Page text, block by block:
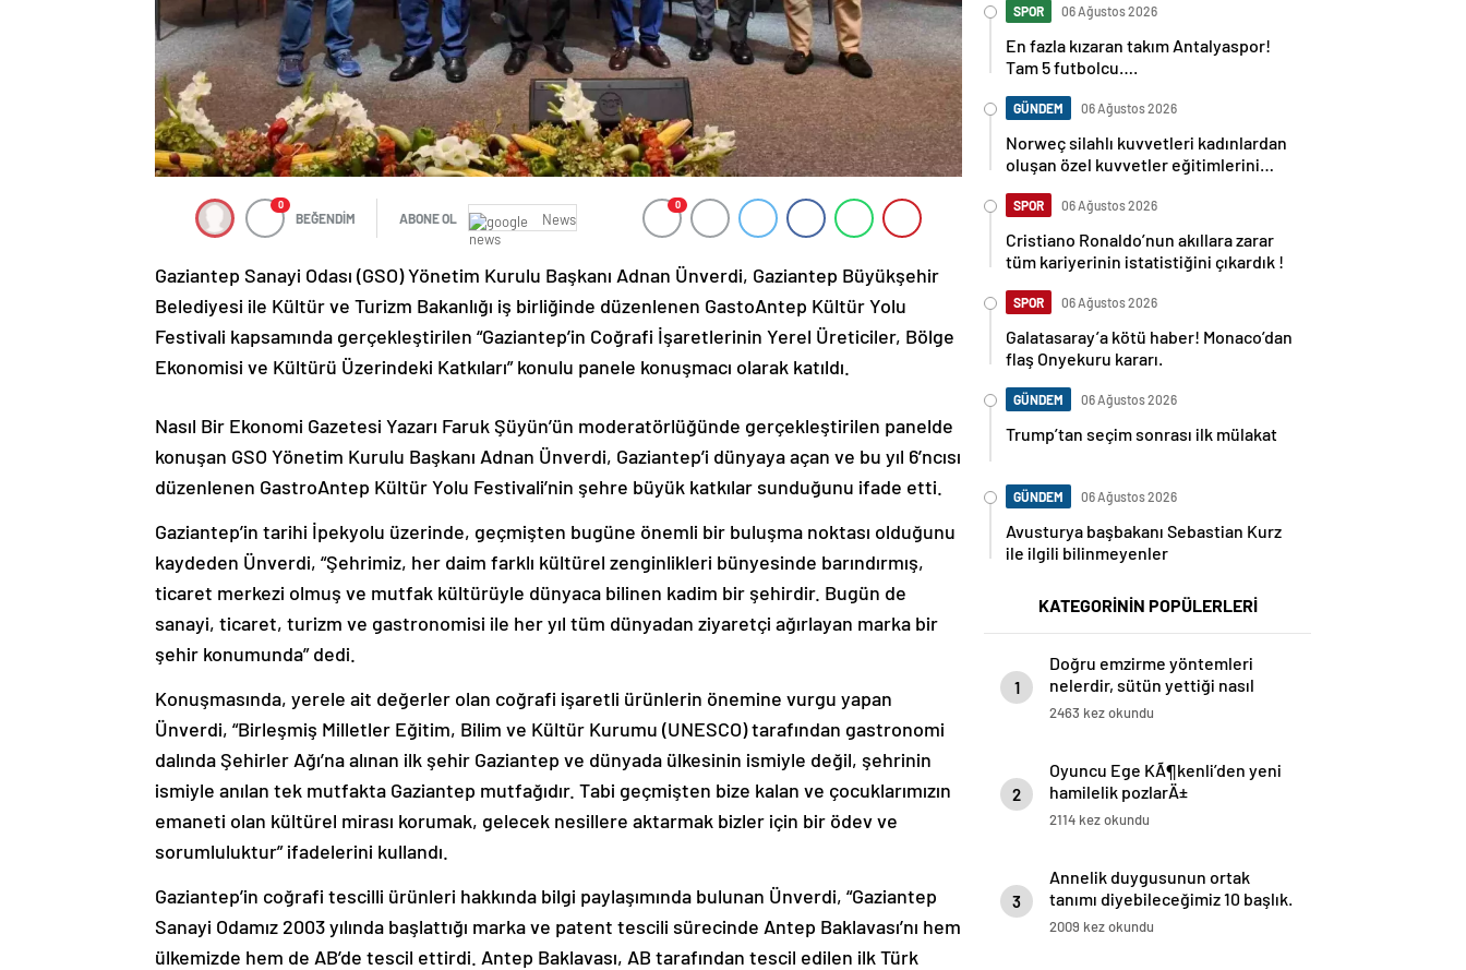
0
BEĞENDİM ABONE OL News
0
Gaziantep Sanayi Odası (GSO) Yönetim Kurulu Başkanı Adnan Ünverdi, Gaziantep Büyükşehir
Belediyesi ile Kültür ve Turizm Bakanlığı iş birliğinde düzenlenen GastoAntep Kültür Yolu
Festivali kapsamında gerçekleştirilen “Gaziantep’in Coğrafi İşaretlerinin Yerel Üreticiler, Bölge
Ekonomisi ve Kültürü Üzerindeki Katkıları” konulu panele konuşmacı olarak katıldı.
Nasıl Bir Ekonomi Gazetesi Yazarı Faruk Şüyün’ün moderatörlüğünde gerçekleştirilen panelde
konuşan GSO Yönetim Kurulu Başkanı Adnan Ünverdi, Gaziantep’i dünyaya açan ve bu yıl 6’ncısı
düzenlenen GastroAntep Kültür Yolu Festivali’nin şehre büyük katkılar sunduğunu ifade etti.
Gaziantep’in tarihi İpekyolu üzerinde, geçmişten bugüne önemli bir buluşma noktası olduğunu
kaydeden Ünverdi, “Şehrimiz, her daim farklı kültürel zenginlikleri bünyesinde barındırmış,
ticaret merkezi olmuş ve mutfak kültürüyle dünyaca bilinen kadim bir şehirdir. Bugün de
sanayi, ticaret, turizm ve gastronomisi ile her yıl tüm dünyadan ziyaretçi ağırlayan marka bir
şehir konumunda” dedi.
Konuşmasında, yerele ait değerler olan coğrafi işaretli ürünlerin önemine vurgu yapan
Ünverdi, “Birleşmiş Milletler Eğitim, Bilim ve Kültür Kurumu (UNESCO) tarafından gastronomi
dalında Şehirler Ağı’na alınan ilk şehir Gaziantep ve dünyada ülkesinin ismiyle değil, şehrinin
ismiyle anılan tek mutfakta Gaziantep mutfağıdır. Tabi geçmişten bize kalan ve çocuklarımızın
emaneti olan kültürel mirası korumak, gelecek nesillere aktarmak bizler için bir ödev ve
sorumluluktur” ifadelerini kullandı.
Gaziantep’in coğrafi tescilli ürünleri hakkında bilgi paylaşımında bulunan Ünverdi, “Gaziantep
Sanayi Odamız 2003 yılında başlattığı marka ve patent tescili sürecinde Antep Baklavası’nı hem
ülkemizde hem de AB’de tescil ettirdi. Antep Baklavası, AB tarafından tescil edilen ilk Türk
SPOR 06 Ağustos 2026
En fazla kızaran takım Antalyaspor!
Tam 5 futbolcu….
GÜNDEM 06 Ağustos 2026
Norweç silahlı kuvvetleri kadınlardan
oluşan özel kuvvetler eğitimlerini
SPOR 06 Ağustos 2026
Cristiano Ronaldo’nun akıllara zarar
tüm kariyerinin istatistiğini çıkardık !
SPOR 06 Ağustos 2026
Galatasaray’a kötü haber! Monaco’dan
flaş Onyekuru kararı.
GÜNDEM 06 Ağustos 2026
Trump’tan seçim sonrası ilk mülakat
GÜNDEM 06 Ağustos 2026
Avusturya başbakanı Sebastian Kurz
ile ilgili bilinmeyenler
KATEGORİNİN POPÜLERLERİ
1
Doğru emzirme yöntemleri
nelerdir, sütün yettiği nasıl
anlaşılır?
2463 kez okundu
2
Oyuncu Ege KÃ¶kenli’den yeni
hamilelik pozlarÄ±
2114 kez okundu
3
Annelik duygusunun ortak
tanımı diyebileceğimiz 10 başlık.
2009 kez okundu